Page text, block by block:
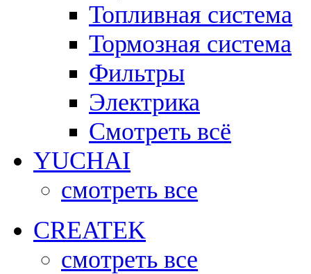
Топливная система
Тормозная система
Фильтры
Электрика
Смотреть всё
YUCHAI
смотреть все
CREATEK
смотреть все